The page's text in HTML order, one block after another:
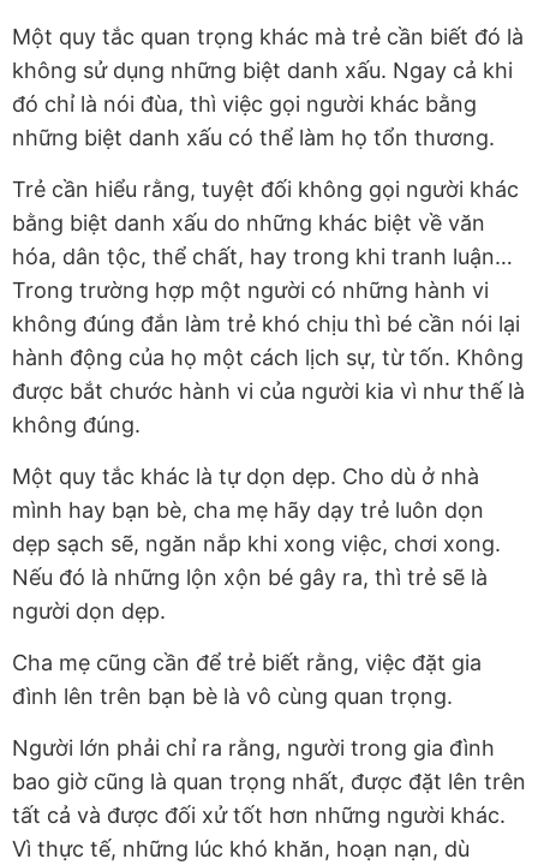
Một quy tắc quan trọng khác mà trẻ cần biết đó là
không sử dụng những biệt danh xấu. Ngay cả khi
đó chỉ là nói đùa, thì việc gọi người khác bằng
những biệt danh xấu có thể làm họ tổn thương.
Trẻ cần hiểu rằng, tuyệt đối không gọi người khác
bằng biệt danh xấu do những khác biệt về văn
hóa, dân tộc, thể chất, hay trong khi tranh luận…
Trong trường hợp một người có những hành vi
không đúng đắn làm trẻ khó chịu thì bé cần nói lại
hành động của họ một cách lịch sự, từ tốn. Không
được bắt chước hành vi của người kia vì như thế là
không đúng.
Một quy tắc khác là tự dọn dẹp. Cho dù ở nhà
mình hay bạn bè, cha mẹ hãy dạy trẻ luôn dọn
dẹp sạch sẽ, ngăn nắp khi xong việc, chơi xong.
Nếu đó là những lộn xộn bé gây ra, thì trẻ sẽ là
người dọn dẹp.
Cha mẹ cũng cần để trẻ biết rằng, việc đặt gia
đình lên trên bạn bè là vô cùng quan trọng.
Người lớn phải chỉ ra rằng, người trong gia đình
bao giờ cũng là quan trọng nhất, được đặt lên trên
tất cả và được đối xử tốt hơn những người khác.
Vì thực tế, những lúc khó khăn, hoạn nạn, dù